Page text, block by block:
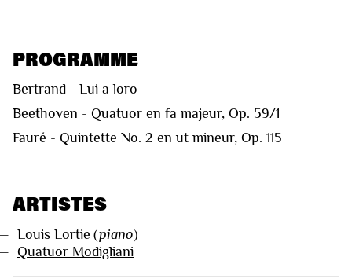
PROGRAMME
Bertrand - Lui a loro
Beethoven - Quatuor en fa majeur, Op. 59/1
Fauré - Quintette No. 2 en ut mineur, Op. 115
ARTISTES
Louis Lortie (piano)
Quatuor Modigliani